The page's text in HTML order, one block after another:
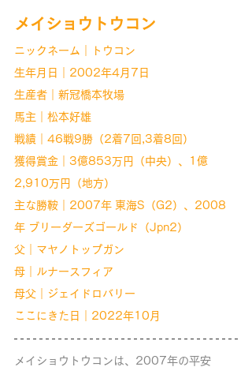
メイショウトウコン
ニックネーム｜トウコン
生年月日｜2002年4月7日
生産者｜新冠橋本牧場
馬主｜松本好雄
戦績｜46戦9勝（2着7回,3着8回）
獲得賞金｜3億853万円（中央）、1億
2,910万円（地方）
主な勝鞍｜2007年 東海S（G2）、2008
年 ブリーダーズゴールド（Jpn2）
父｜マヤノトップガン
母｜ルナースフィア
母父｜ジェイドロバリー
ここにきた日｜2022年10月
メイショウトウコンは、2007年の平安